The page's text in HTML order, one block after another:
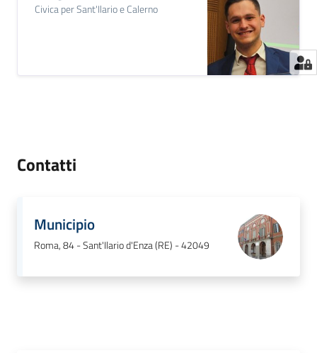
Civica per Sant'Ilario e Calerno
Contatti
Municipio
Roma, 84 - Sant'Ilario d'Enza (RE) - 42049